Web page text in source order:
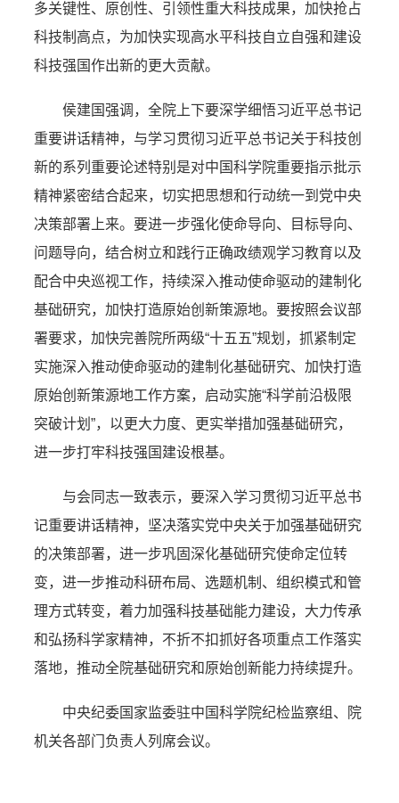
多关键性、原创性、引领性重大科技成果，加快抢占
科技制高点，为加快实现高水平科技自立自强和建设
科技强国作出新的更大贡献。
侯建国强调，全院上下要深学细悟习近平总书记
重要讲话精神，与学习贯彻习近平总书记关于科技创
新的系列重要论述特别是对中国科学院重要指示批示
精神紧密结合起来，切实把思想和行动统一到党中央
决策部署上来。要进一步强化使命导向、目标导向、
问题导向，结合树立和践行正确政绩观学习教育以及
配合中央巡视工作，持续深入推动使命驱动的建制化
基础研究，加快打造原始创新策源地。要按照会议部
署要求，加快完善院所两级“十五五”规划，抓紧制定
实施深入推动使命驱动的建制化基础研究、加快打造
原始创新策源地工作方案，启动实施“科学前沿极限
突破计划”，以更大力度、更实举措加强基础研究，
进一步打牢科技强国建设根基。
与会同志一致表示，要深入学习贯彻习近平总书
记重要讲话精神，坚决落实党中央关于加强基础研究
的决策部署，进一步巩固深化基础研究使命定位转
变，进一步推动科研布局、选题机制、组织模式和管
理方式转变，着力加强科技基础能力建设，大力传承
和弘扬科学家精神，不折不扣抓好各项重点工作落实
落地，推动全院基础研究和原始创新能力持续提升。
中央纪委国家监委驻中国科学院纪检监察组、院
机关各部门负责人列席会议。